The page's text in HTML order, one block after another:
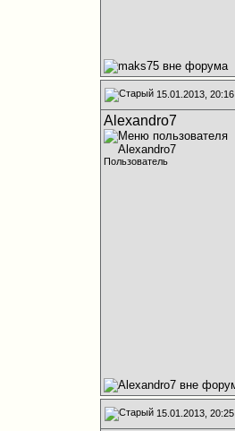
15.01.2013, 20:16
Alexandro7
Пользователь
15.01.2013, 20:25